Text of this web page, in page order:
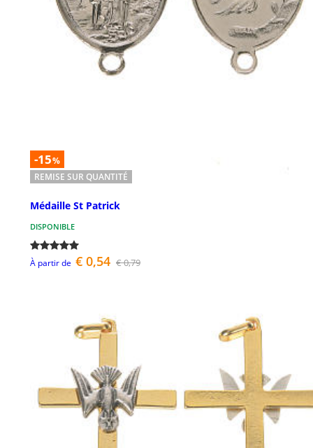
-15%
REMISE SUR QUANTITÉ
Médaille St Patrick
DISPONIBLE
À partir de € 0,54 € 0,79